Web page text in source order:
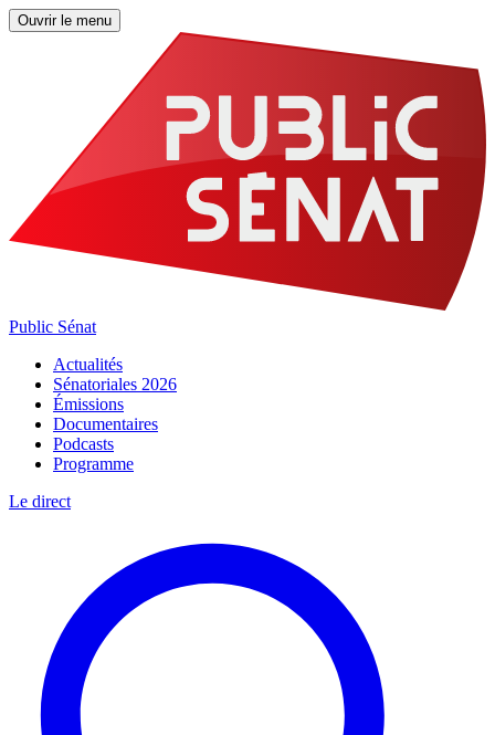
Ouvrir le menu
Public Sénat
Actualités
Sénatoriales 2026
Émissions
Documentaires
Podcasts
Programme
Le direct